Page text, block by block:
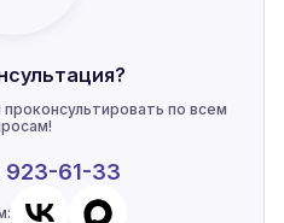
по всем
923-61-33